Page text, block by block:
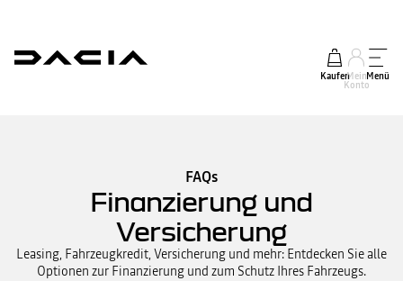
KaufenMein
Konto
Menü
FAQs
Finanzierung und
Versicherung
Leasing, Fahrzeugkredit, Versicherung und mehr: Entdecken Sie alle
Optionen zur Finanzierung und zum Schutz Ihres Fahrzeugs.